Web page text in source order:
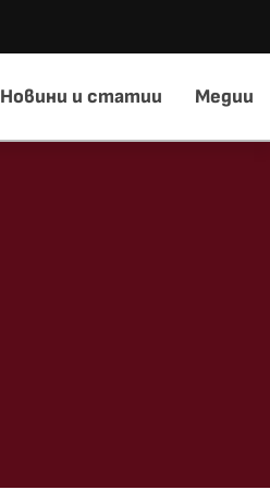
Новини и статии Медии